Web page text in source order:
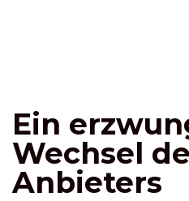
Ein
Wechsel
Anbieters